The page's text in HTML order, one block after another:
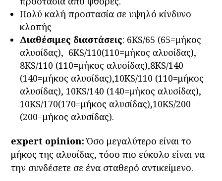
Πολύ καλή προστασία σε υψηλό κίνδυνο
κλοπής
Διαθέσιμες διαστάσεις: 6KS/65 (65=μήκος
αλυσίδας), 6KS/110(110=μήκος αλυσίδας),
8KS/110 (110=μήκος αλυσίδας),8KS/140
(140=μήκος αλυσίδας),10KS/110 (110=μήκος
αλυσίδας), 10KS/140 (140=μήκος αλυσίδας),
10KS/170(170=μήκος αλυσίδας),10KS/200
(200=μήκος αλυσίδας).
expert opinion:Όσο μεγαλύτερο είναι το
μήκος της αλυσίδας, τόσο πιο εύκολο είναι να
την συνδέσετε σε ένα σταθερό αντικείμενο.